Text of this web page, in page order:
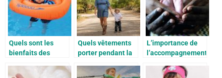
Quels sont les
bienfaits des
nageur?
Quels vêtements
porter pendant la
L’importance de
l’accompagnement